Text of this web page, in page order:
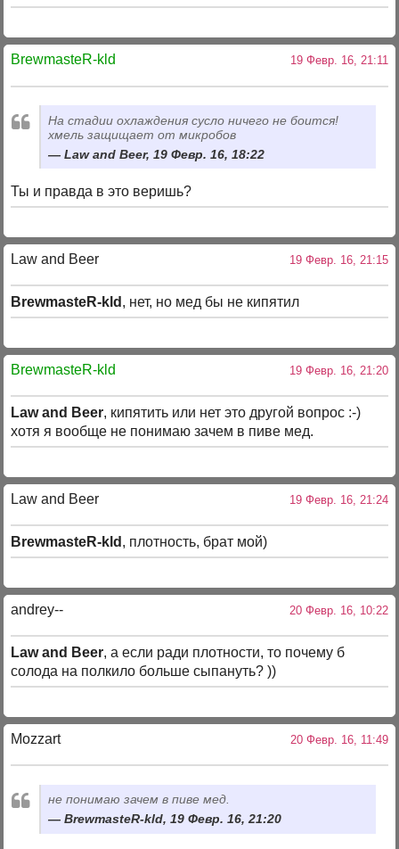
BrewmasteR-kld 19 Февр. 16, 21:11
На стадии охлаждения сусло ничего не боится!
хмель защищает от микробов
Law and Beer, 19 Февр. 16, 18:22
Ты и правда в это веришь?
Law and Beer 19 Февр. 16, 21:15
BrewmasteR-kld , нет, но мед бы не кипятил
BrewmasteR-kld 19 Февр. 16, 21:20
Law and Beer, кипятить или нет это другой вопрос :-)
хотя я вообще не понимаю зачем в пиве мед.
Law and Beer 19 Февр. 16, 21:24
BrewmasteR-kld , плотность, брат мой)
andrey-- 20 Февр. 16, 10:22
Law and Beer, а если ради плотности, то почему б
солода на полкило больше сыпануть? ))
Mozzart 20 Февр. 16, 11:49
не понимаю зачем в пиве мед.
BrewmasteR-kld, 19 Февр. 16, 21:20